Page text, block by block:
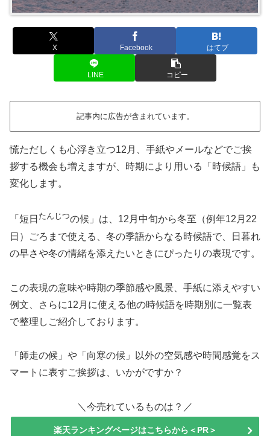
X Facebook はてブ
LINE コピー
記事内に広告が含まれています。
慌ただしくも心浮き立つ12月、手紙やメールなどでご挨
拶する機会も増えますが、時期により用いる「時候語」も
変化します。
「短日 たんじつの候」は、12月中旬から冬至（例年12月22
日）ごろまで使える、冬の季語からなる時候語で、日暮れ
の早さや冬の情緒を添えたいときにぴったりの表現です。
この表現の意味や時期の季節感や風景、手紙に添えやすい
例文、さらに12月に使える他の時候語を時期別に一覧表
で整理しご紹介しております。
「師走の候」や「向寒の候」以外の空気感や時間感覚をス
マートに表すご挨拶は、いかがですか？
＼今売れているものは？／
楽天ランキングページはこちらから＜PR＞